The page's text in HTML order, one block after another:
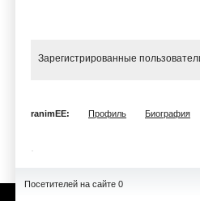
Зарегистрированные
ranimEE: Профиль Биография
Посетителей на сайте 0